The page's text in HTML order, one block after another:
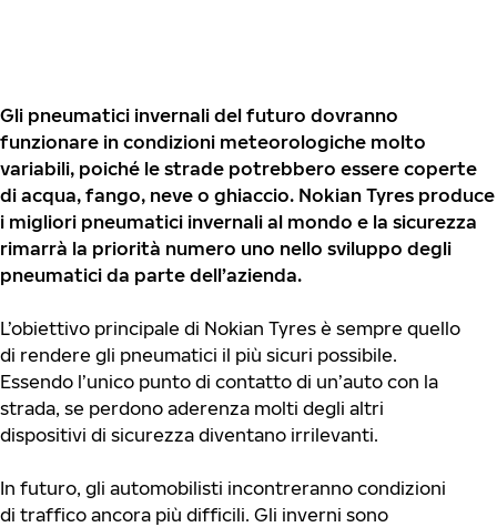
Gli pneumatici invernali del futuro dovranno
funzionare in condizioni meteorologiche molto
variabili, poiché le strade potrebbero essere coperte
di acqua, fango, neve o ghiaccio. Nokian Tyres produce
i migliori pneumatici invernali al mondo e la sicurezza
rimarrà la priorità numero uno nello sviluppo degli
pneumatici da parte dell’azienda.
L’obiettivo principale di Nokian Tyres è sempre quello
di rendere gli pneumatici il più sicuri possibile.
Essendo l’unico punto di contatto di un’auto con la
strada, se perdono aderenza molti degli altri
dispositivi di sicurezza diventano irrilevanti.
In futuro, gli automobilisti incontreranno condizioni
di traffico ancora più difficili. Gli inverni sono